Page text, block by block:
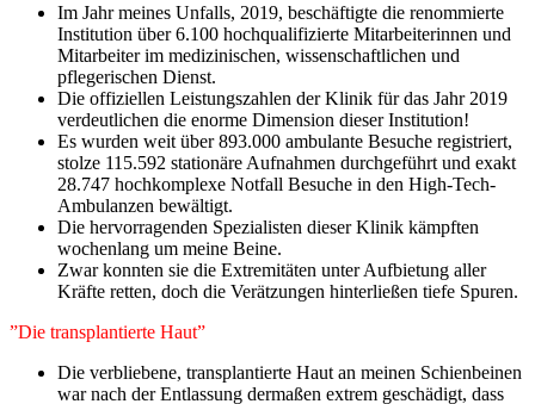
Im Jahr meines Unfalls, 2019, beschäftigte die renommierte
Institution über 6.100 hochqualifizierte Mitarbeiterinnen und
Mitarbeiter im medizinischen, wissenschaftlichen und
pflegerischen Dienst.
Die offiziellen Leistungszahlen der Klinik für das Jahr 2019
verdeutlichen die enorme Dimension dieser Institution!
Es wurden weit über 893.000 ambulante Besuche registriert,
stolze 115.592 stationäre Aufnahmen durchgeführt und exakt
28.747 hochkomplexe Notfall Besuche in den High-Tech-
Ambulanzen bewältigt.
Die hervorragenden Spezialisten dieser Klinik kämpften
wochenlang um meine Beine.
Zwar konnten sie die Extremitäten unter Aufbietung aller
Kräfte retten, doch die Verätzungen hinterließen tiefe Spuren.
”Die transplantierte Haut”
Die verbliebene, transplantierte Haut an meinen Schienbeinen
war nach der Entlassung dermaßen extrem geschädigt, dass